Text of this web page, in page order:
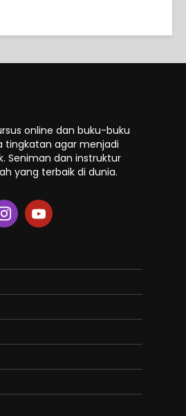
online dan buku-buku
tingkatan agar menjadi
Seniman dan instruktur
yang terbaik di dunia.